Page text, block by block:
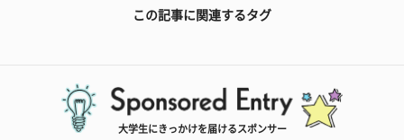
この記事に関連するタグ
大学生にきっかけを届けるスポンサー